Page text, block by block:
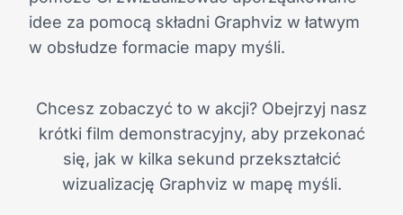
idee za pomocą składni Graphviz w łatwym
w obsłudze formacie mapy myśli.
Chcesz zobaczyć to w akcji? Obejrzyj nasz
krótki film demonstracyjny, aby przekonać
się, jak w kilka sekund przekształcić
wizualizację Graphviz w mapę myśli.